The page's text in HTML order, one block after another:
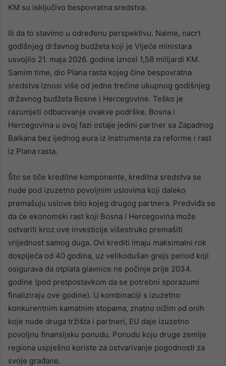
KM su isključivo bespovratna sredstva.
Ili da to stavimo u određenu perspektivu. Naime, nacrt
godišnjeg državnog budžeta koji je Vijeće ministara
usvojilo 21. maja 2026. godine iznosi 1,58 milijardi KM.
Samim time, dio Plana rasta kojeg čine bespovratna
sredstva iznosi više od jedne trećine ukupnog godišnjeg
državnog budžeta Bosne i Hercegovine. Teško je
razumjeti odbacivanje ovakve podrške. Bosna i
Hercegovina u ovoj fazi ostaje jedini partner sa Zapadnog
Balkana bez ijednog eura iz Instrumenta za reforme i rast
iz Plana rasta.
Što se tiče kreditne komponente, kreditna sredstva se
nude pod izuzetno povoljnim uslovima koji daleko
premašuju uslove bilo kojeg drugog partnera. Predviđa se
da će ekonomski rast koji Bosna i Hercegovina može
ostvariti kroz ove investicije višestruko premašiti
vrijednost samog duga. Ovi krediti imaju maksimalni rok
dospijeća od 40 godina, uz velikodušan grejs period koji
osigurava da otplata glavnice ne počinje prije 2034.
godine (pod pretpostavkom da se potrebni sporazumi
finaliziraju ove godine). U kombinaciji s izuzetno
konkurentnim kamatnim stopama, znatno nižim od onih
koje nude druga tržišta i partneri, EU daje izuzetno
povoljnu finansijsku ponudu. Ponudu koju druge zemlje
regiona uspješno koriste za ostvarivanje pogodnosti za
svoje građane.